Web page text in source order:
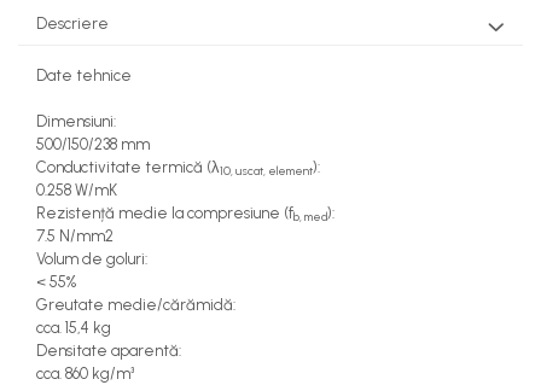
Descriere
Date tehnice
Dimensiuni:
500/150/238 mm
Conductivitate termică (λ10, uscat, element):
0.258 W/mK
Rezistență medie la compresiune (fb, med):
7.5 N/mm2
Volum de goluri:
< 55%
Greutate medie/cărămidă:
cca. 15,4 kg
Densitate aparentă:
cca. 860 kg/m³